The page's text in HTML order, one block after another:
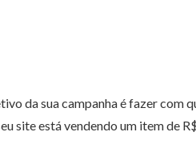
da sua campanha é fazer com
site está vendendo um item de